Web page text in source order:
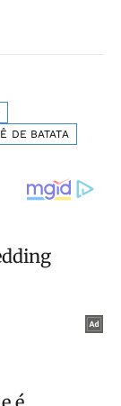
DE BATATA